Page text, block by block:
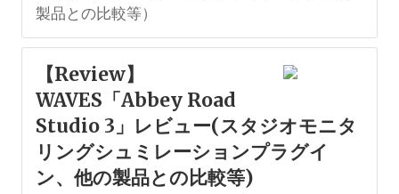
製品との比較等）
【Review】
WAVES「Abbey Road
Studio 3」レビュー(スタジオモニタ
リングシュミレーションプラグイ
ン、他の製品との比較等)